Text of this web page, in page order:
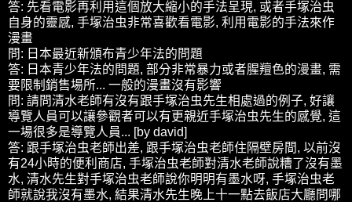
答: 先看電影再利用這個放大縮小的手法呈現, 或者手塚治虫
自身的靈感, 手塚治虫非常喜歡看電影, 利用電影的手法來作
漫畫
問: 日本最近新頒布青少年法的問題
答: 日本青少年法的問題, 部分非常暴力或者腥羶色的漫畫, 需
要限制銷售場所... 一般的漫畫沒有影響
問: 請問清水老師有沒有跟手塚治虫先生相處過的例子, 好讓
導覽人員可以讓參觀者可以有更親近手塚治虫先生的感覺, 這
一場很多是導覽人員... [by david]
答: 跟手塚治虫老師出差, 跟手塚治虫老師住隔壁房間, 以前沒
有24小時的便利商店, 手塚治虫老師對清水老師說糟了沒有墨
水, 清水先生對手塚治虫老師說你明明有墨水呀, 手塚治虫老
師就說我沒有墨水, 結果清水先生晚上十一點去飯店大廳問哪